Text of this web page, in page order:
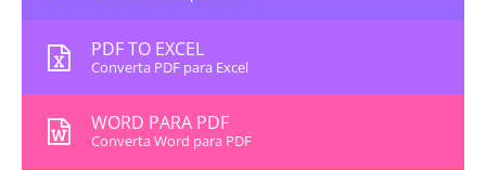
PDF TO EXCEL
Converta PDF para Excel
WORD PARA PDF
Converta Word para PDF